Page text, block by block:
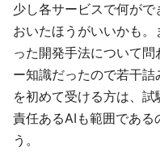
少し各サービスで何が
おいたほうがいいかも
った開発手法について
ー知識だったので若干
を初めて受ける方は、
責任あるAIも範囲である
う。